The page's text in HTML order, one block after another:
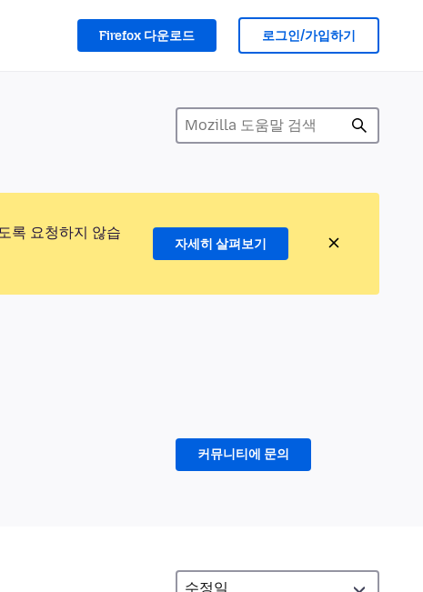
Firefox 다운로드 로그인/가입하기
록 요청하지 않습
자세히 살펴보기
커뮤니티에 문의